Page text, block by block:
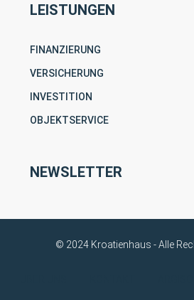
LEISTUNGEN
FINANZIERUNG
VERSICHERUNG
INVESTITION
OBJEKTSERVICE
NEWSLETTER
© 2024 Kroatienhaus - Alle